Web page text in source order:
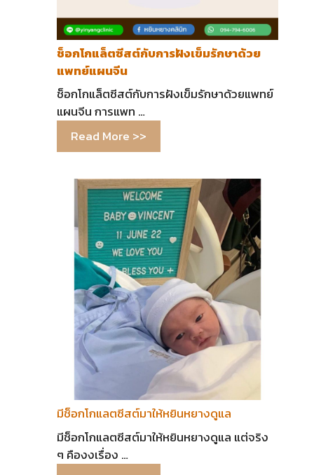
ช็อกโกแล็ตซีสต์กับการฝังเข็มรักษาด้วย
แพทย์แผนจีน
ช็อกโกแล็ตซีสต์กับการฝังเข็มรักษาด้วยแพทย์
แผนจีน การแพท …
Read More >>
มีช็อกโกแลตซีสต์มาให้หยินหยางดูแล
มีช็อกโกแลตซีสต์มาให้หยินหยางดูแล แต่จริง
ๆ คืองงเรื่อง …